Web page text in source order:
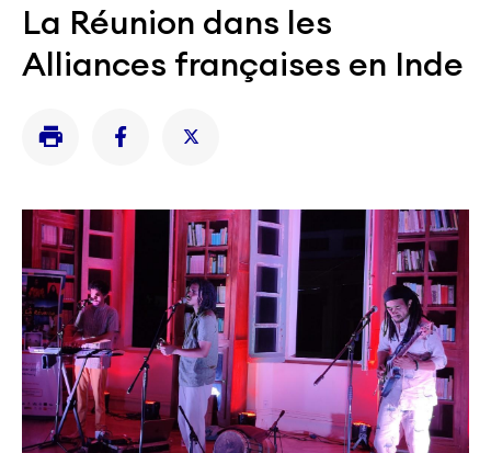
La Réunion dans les
Alliances françaises en Inde